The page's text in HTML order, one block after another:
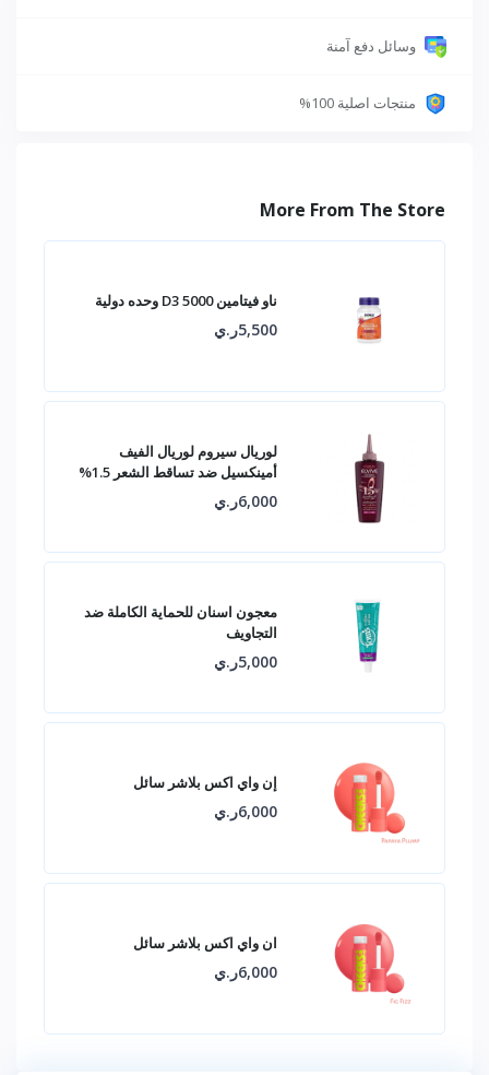
وسائل دفع آمنة
منتجات اصلية 100%
More From The Store
ناو فيتامين D3 5000 وحده دولية
5,500ر.ي
لوريال سيروم لوريال الفيف
أمينكسيل ضد تساقط الشعر 1.5%
6,000ر.ي
معجون اسنان للحماية الكاملة ضد
التجاويف
5,000ر.ي
إن واي اكس بلاشر سائل
6,000ر.ي
ان واي اكس بلاشر سائل
6,000ر.ي